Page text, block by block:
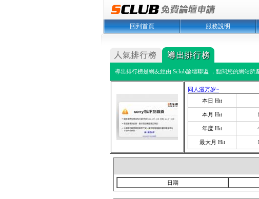
回到首頁 服務說明
導出排行榜是網友經由 Sclub論壇聯盟 ，點閱您的網站所
同人漫万岁~
本日 Hit
本月 Hit
年度 Hit
最大月 Hit
日期